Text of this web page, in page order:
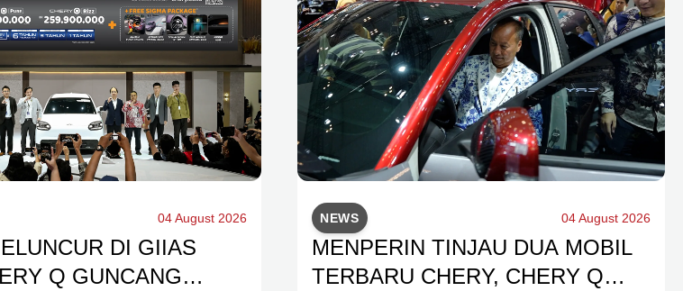
04 August 2026
DI GIIAS
Q GUNCANG
NEWS 04 August 2026
MENPERIN TINJAU DUA MOBIL
TERBARU CHERY, CHERY Q